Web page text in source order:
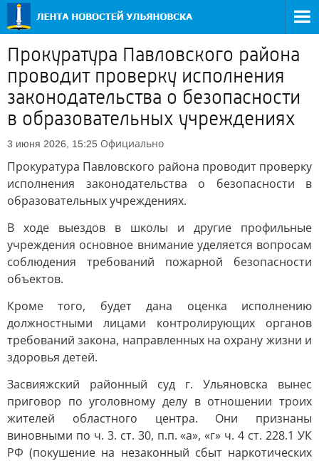
Прокуратура Павловского района
проводит проверку исполнения
законодательства о безопасности
в образовательных учреждениях
3 июня 2026, 15:25 Официально
Прокуратура Павловского района проводит проверку
исполнения законодательства о безопасности в
образовательных учреждениях.
В ходе выездов в школы и другие профильные
учреждения основное внимание уделяется вопросам
соблюдения требований пожарной безопасности
объектов.
Кроме того, будет дана оценка исполнению
должностными лицами контролирующих органов
требований закона, направленных на охрану жизни и
здоровья детей.
Засвияжский районный суд г. Ульяновска вынес
приговор по уголовному делу в отношении троих
жителей областного центра. Они признаны
виновными по ч. 3. ст. 30, п.п. «а», «г» ч. 4 ст. 228.1 УК
РФ (покушение на незаконный сбыт наркотических